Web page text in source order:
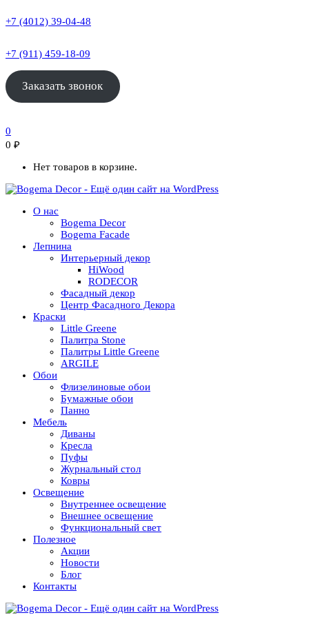
+7 (4012) 39-04-48
+7 (911) 459-18-09
Заказать звонок
0
0 ₽
Нет товаров в корзине.
О нас
Bogema Decor
Bogema Facade
Лепнина
Интерьерный декор
HiWood
RODECOR
Фасадный декор
Центр Фасадного Декора
Краски
Little Greene
Палитра Stone
Палитры Little Greene
ARGILE
Обои
Флизелиновые обои
Бумажные обои
Панно
Мебель
Диваны
Кресла
Пуфы
Журнальный стол
Ковры
Освещение
Внутреннее освещение
Внешнее освещение
Функциональный свет
Полезное
Акции
Новости
Блог
Контакты